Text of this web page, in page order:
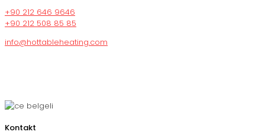
+90 212 646 9646
+90 212 508 85 85
info@hottableheating.com
Kontakt